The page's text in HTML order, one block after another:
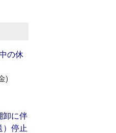
の休
)
卸に伴
）停止